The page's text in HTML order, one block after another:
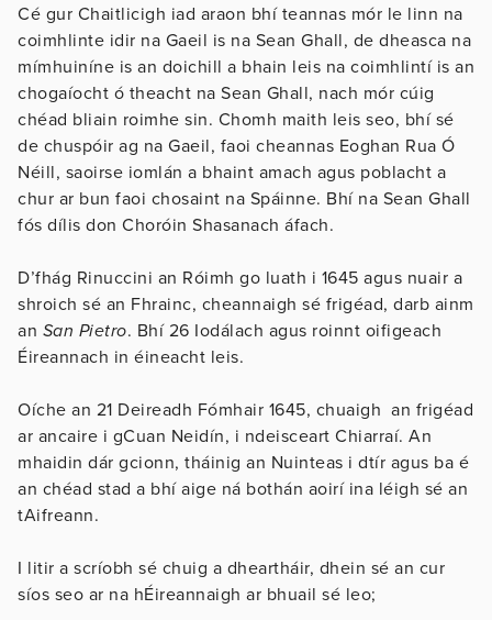
Cé gur Chaitlicigh iad araon bhí teannas mór le linn na
coimhlinte idir na Gaeil is na Sean Ghall, de dheasca na
mímhuiníne is an doichill a bhain leis na coimhlintí is an
chogaíocht ó theacht na Sean Ghall, nach mór cúig
chéad bliain roimhe sin. Chomh maith leis seo, bhí sé
de chuspóir ag na Gaeil, faoi cheannas Eoghan Rua Ó
Néill, saoirse iomlán a bhaint amach agus poblacht a
chur ar bun faoi chosaint na Spáinne. Bhí na Sean Ghall
fós dílis don Choróin Shasanach áfach.
D’fhág Rinuccini an Róimh go luath i 1645 agus nuair a
shroich sé an Fhrainc, cheannaigh sé frigéad, darb ainm
an San Pietro. Bhí 26 Iodálach agus roinnt oifigeach
Éireannach in éineacht leis.
Oíche an 21 Deireadh Fómhair 1645, chuaigh an frigéad
ar ancaire i gCuan Neidín, i ndeisceart Chiarraí. An
mhaidin dár gcionn, tháinig an Nuinteas i dtír agus ba é
an chéad stad a bhí aige ná bothán aoirí ina léigh sé an
tAifreann.
I litir a scríobh sé chuig a dheartháir, dhein sé an cur
síos seo ar na hÉireannaigh ar bhuail sé leo;